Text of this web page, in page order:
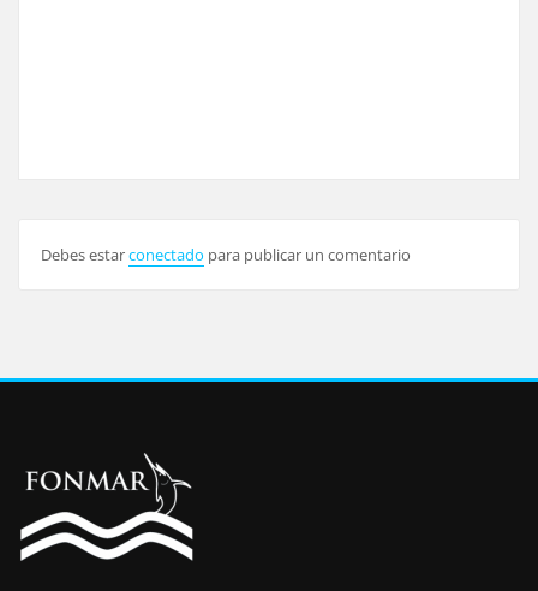
Debes estarconectado para publicar un comentario